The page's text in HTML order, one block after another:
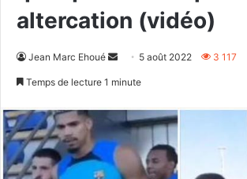
altercation (vidéo)
Jean Marc Ehoué
Envoyer5 août 2022 3 117
Temps de lecture 1 minute